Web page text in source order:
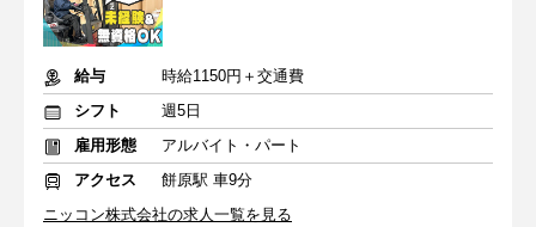
給与
時給1150円＋交通費
シフト
週5日
雇用形態
アルバイト・パート
アクセス
餅原駅 車9分
ニッコン株式会社の求人一覧を見る